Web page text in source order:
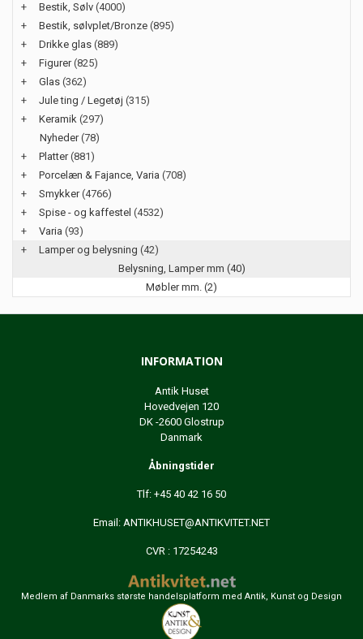
+
Bestik, Sølv (4000)
+
Bestik, sølvplet/Bronze (895)
+
Drikke glas (889)
+
Figurer(825)
+
Glas (362)
+
Jule ting / Legetøj (315)
+
Keramik (297)
Nyheder(78)
+
Platter(881)
+
Porcelæn & Fajance, Varia (708)
+
Smykker(4766)
+
Spise - og kaffestel (4532)
+
Varia (93)
+
Lamper og belysning (42)
Belysning, Lamper mm (40)
Møbler mm. (2)
INFORMATION
Antik Huset
Hovedvejen 120
DK -2600 Glostrup
Danmark
Åbningstider
Tlf: +45 40 42 16 50
Email: ANTIKHUSET@ANTIKVITET.NET
CVR : 17254243
Medlem af Danmarks største handelsplatform med Antik, Kunst og Design